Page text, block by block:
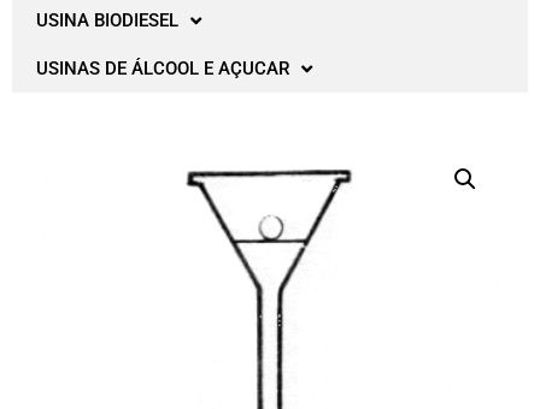
USINA BIODIESEL
USINAS DE ÁLCOOL E AÇUCAR